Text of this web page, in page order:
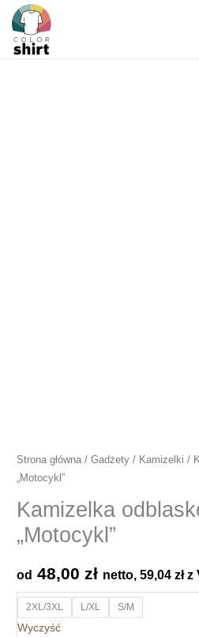
Przejdź
treści
Strona główna /Gadżety / Kamizelki /
„Motocykl”
Kamizelka
„Motocykl”
od 48,00zł netto,59,04złz
2XL/3XL L/XL S/M
Wyczyść